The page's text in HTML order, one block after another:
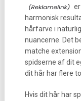
harmonisk
hårfarve i
nuancerne. Det
matche
spidserne af dit
dit hår har flere
Hvis dit hår har